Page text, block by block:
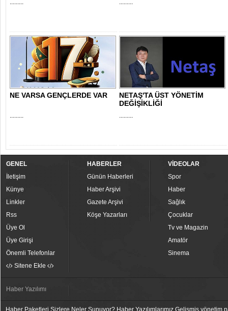
......... .........
NE VARSA GENÇLERDE VAR
.........
NETAŞ'TA ÜST YÖNETİM
DEĞİŞİKLİĞİ
.........
GENEL
İletişim
Künye
Linkler
Rss
Üye Ol
Üye Girişi
Önemli Telefonlar
Sitene Ekle
HABERLER
Günün Haberleri
Haber Arşivi
Gazete Arşivi
Köşe Yazarları
VİDEOLAR
Spor
Haber
Sağlık
Çocuklar
Tv ve Magazin
Amatör
Sinema
Haber Yazılımı
Haber Paketleri Sizlere Neler Sunuyor? Haber Yazılımlarımız Gelişmiş